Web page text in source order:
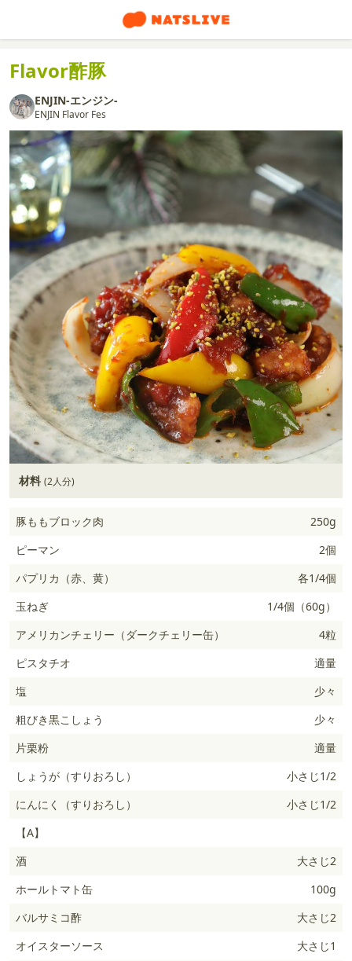
Flavor酢豚
ENJIN-エンジン-
ENJIN Flavor Fes
材料 (2人分)
豚ももブロック肉
250g
ピーマン
2個
パプリカ（赤、黄）
各1/4個
玉ねぎ
1/4個（60g）
アメリカンチェリー（ダークチェリー缶）
4粒
ピスタチオ
適量
塩
少々
粗びき黒こしょう
少々
片栗粉
適量
しょうが（すりおろし）
小さじ1/2
にんにく（すりおろし）
小さじ1/2
【A】
酒
大さじ2
ホールトマト缶
100g
バルサミコ酢
大さじ2
オイスターソース
大さじ1